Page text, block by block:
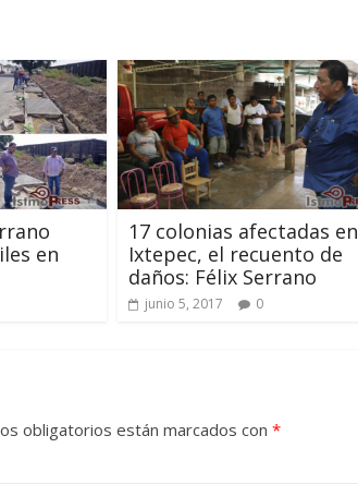
en
17 colonias afectadas en
Ixtepec, el recuento de
daños: Félix Serrano
junio 5, 2017 0
obligatorios están marcados con *